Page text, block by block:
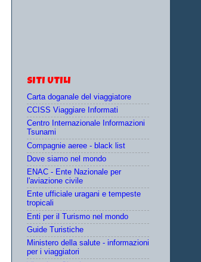
SITI UTILI
Carta doganale del viaggiatore
CCISS Viaggiare Informati
Centro Internazionale Informazioni
Tsunami
Compagnie aeree - black list
Dove siamo nel mondo
ENAC - Ente Nazionale per
l'aviazione civile
Ente ufficiale uragani e tempeste
tropicali
Enti per il Turismo nel mondo
Guide Turistiche
Ministero della salute - informazioni
per i viaggiatori